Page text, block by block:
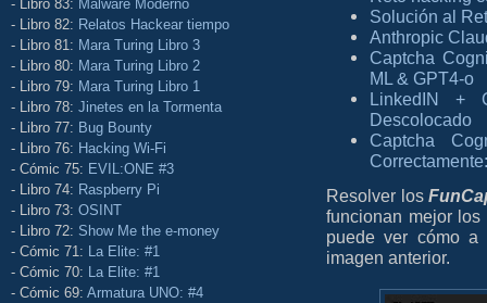
- Libro 83: Malware Moderno
- Libro 82: Relatos Hackear tiempo
- Libro 81: Mara Turing Libro 3
- Libro 80: Mara Turing Libro 2
- Libro 79: Mara Turing Libro 1
- Libro 78: Jinetes en la Tormenta
- Libro 77: Bug Bounty
- Libro 76: Hacking Wi-Fi
- Cómic 75: EVIL:ONE #3
- Libro 74: Raspberry Pi
- Libro 73: OSINT
- Libro 72: Show Me the e-money
- Cómic 71: La Elite: #1
- Cómic 70: La Elite: #1
- Cómic 69: Armatura UNO: #4
Solución al
Anthropic
Captcha
ML & GPT4-o
LinkedIN +
Descolocado
Captcha
Resolver los
funcionan mejor los
puede ver cómo
imagen anterior.